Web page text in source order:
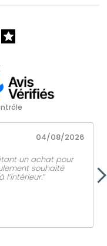
04/08/2026
un achat pour
souhaité